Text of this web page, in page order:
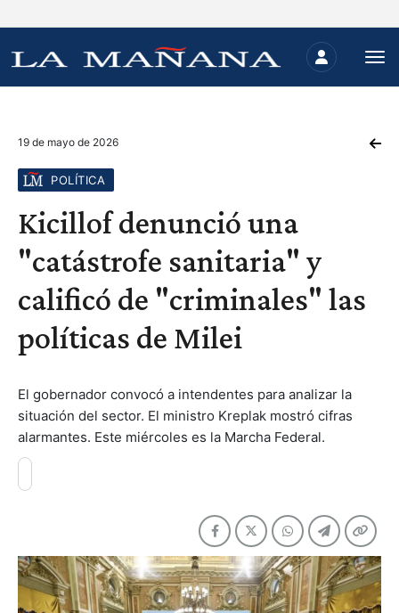
19 de mayo de 2026
POLÍTICA
Kicillof denunció una
"catástrofe sanitaria" y
calificó de "criminales" las
políticas de Milei
El gobernador convocó a intendentes para analizar la
situación del sector. El ministro Kreplak mostró cifras
alarmantes. Este miércoles es la Marcha Federal.